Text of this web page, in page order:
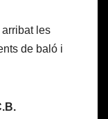
arribat les
de baló i